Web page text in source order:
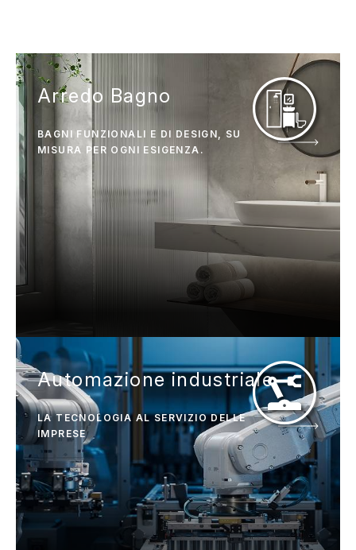
Arredo Bagno
BAGNI FUNZIONALI E DI DESIGN, SU
MISURA PER OGNI ESIGENZA.
Automazione industriale
LA TECNOLOGIA AL SERVIZIO DELLE
IMPRESE